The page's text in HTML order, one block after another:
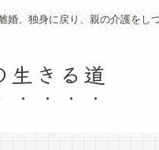
、独身に戻り、親の介護をし
生きる道